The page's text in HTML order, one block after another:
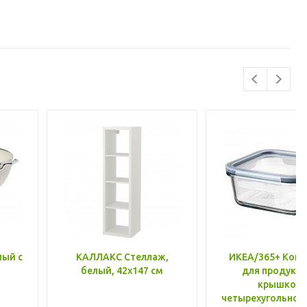
с
КАЛЛАКС Стеллаж,
белый, 42x147 см
ИКЕА/365+
для
крышкой,